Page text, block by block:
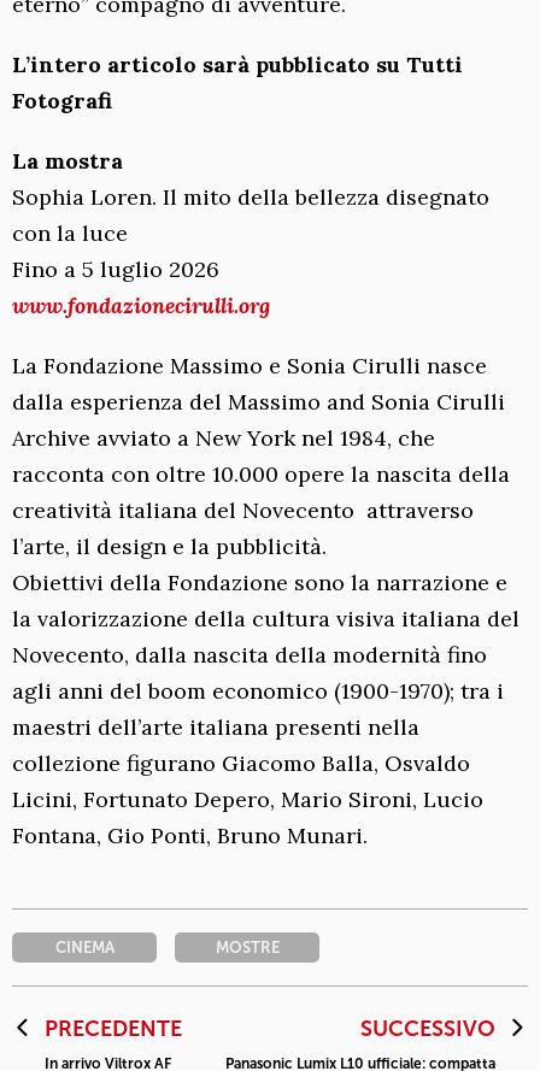
L’intero articolo sarà pubblicato su Tutti
Fotografi
La mostra
Sophia Loren. Il mito della bellezza disegnato
con la luce
Fino a 5 luglio 2026
www.fondazionecirulli.org
La Fondazione Massimo e Sonia Cirulli nasce
dalla esperienza del Massimo and Sonia Cirulli
Archive avviato a New York nel 1984, che
racconta con oltre 10.000 opere la nascita della
creatività italiana del Novecento attraverso
l’arte, il design e la pubblicità.
Obiettivi della Fondazione sono la narrazione e
la valorizzazione della cultura visiva italiana del
Novecento, dalla nascita della modernità fino
agli anni del boom economico (1900-1970); tra i
maestri dell’arte italiana presenti nella
collezione figurano Giacomo Balla, Osvaldo
Licini, Fortunato Depero, Mario Sironi, Lucio
Fontana, Gio Ponti, Bruno Munari.
CINEMA MOSTRE
PRECEDENTE
In arrivo Viltrox AF
SUCCESSIVO
Panasonic Lumix L10 ufficiale: compatta